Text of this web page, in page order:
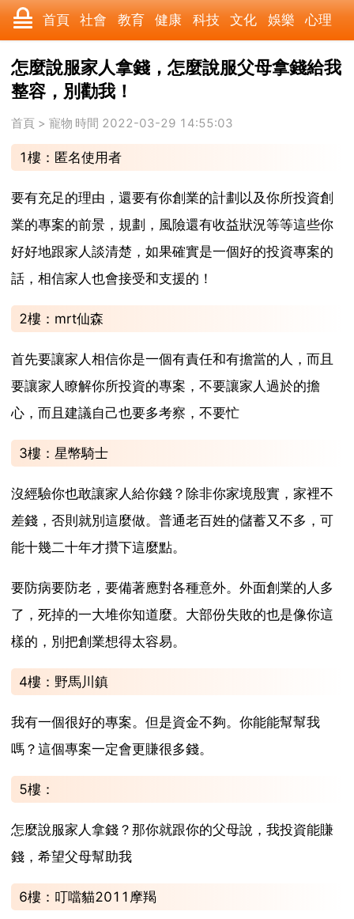
首頁 社會 教育 健康 科技 文化 娛樂 心理
數碼 汽車 遊戲 美食 時尚 家居 財經 旅遊
育兒 科學 職場
收藏 國際 軍事
怎麼說服家人拿錢，怎麼說服父母拿錢給我
整容，別勸我！
首頁 > 寵物 時間 2022-03-29 14:55:03
1樓：匿名使用者
要有充足的理由，還要有你創業的計劃以及你所投資創
業的專案的前景，規劃，風險還有收益狀況等等這些你
好好地跟家人談清楚，如果確實是一個好的投資專案的
話，相信家人也會接受和支援的！
2樓：mrt仙森
首先要讓家人相信你是一個有責任和有擔當的人，而且
要讓家人瞭解你所投資的專案，不要讓家人過於的擔
心，而且建議自己也要多考察，不要忙
3樓：星幣騎士
沒經驗你也敢讓家人給你錢？除非你家境殷實，家裡不
差錢，否則就別這麼做。普通老百姓的儲蓄又不多，可
能十幾二十年才攢下這麼點。
要防病要防老，要備著應對各種意外。外面創業的人多
了，死掉的一大堆你知道麼。大部份失敗的也是像你這
樣的，別把創業想得太容易。
4樓：野馬川鎮
我有一個很好的專案。但是資金不夠。你能能幫幫我
嗎？這個專案一定會更賺很多錢。
5樓：
怎麼說服家人拿錢？那你就跟你的父母說，我投資能賺
錢，希望父母幫助我
6樓：叮噹貓2011摩羯